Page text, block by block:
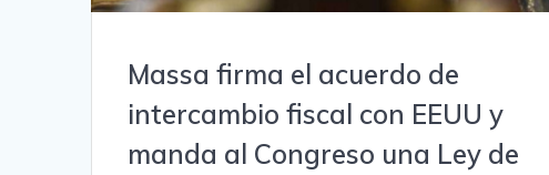
Massa firma el acuerdo de
intercambio fiscal con EEUU y
manda al Congreso una Ley de